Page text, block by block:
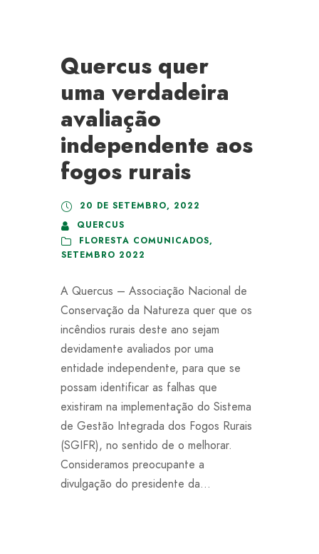
Quercus quer
uma verdadeira
avaliação
independente aos
fogos rurais
20 DE SETEMBRO, 2022
QUERCUS
FLORESTA COMUNICADOS,
SETEMBRO 2022
A Quercus – Associação Nacional de
Conservação da Natureza quer que os
incêndios rurais deste ano sejam
devidamente avaliados por uma
entidade independente, para que se
possam identificar as falhas que
existiram na implementação do Sistema
de Gestão Integrada dos Fogos Rurais
(SGIFR), no sentido de o melhorar.
Consideramos preocupante a
divulgação do presidente da...